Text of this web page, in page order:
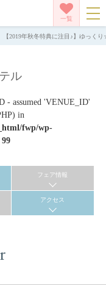
一覧
【2019年秋冬特典に注目♪】ゆっく
ル
- assumed 'VENUE_ID'
in
fwp/wp-
99
フェア情報
アクセス